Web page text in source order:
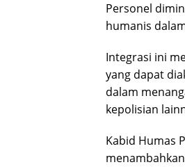
Personel
humanis
Integrasi ini
yang dapat
dalam
kepolisian
Kabid Humas